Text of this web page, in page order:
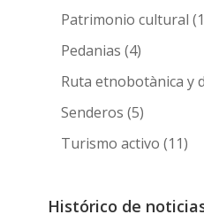
Patrimonio cultural
Pedanias (4)
Ruta etnobotànica y
Senderos (5)
Turismo activo (11)
Histórico de